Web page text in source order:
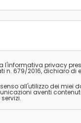
l'informativa privacy
n. 679/2016, dichiaro
all'utilizzo dei miei
aventi